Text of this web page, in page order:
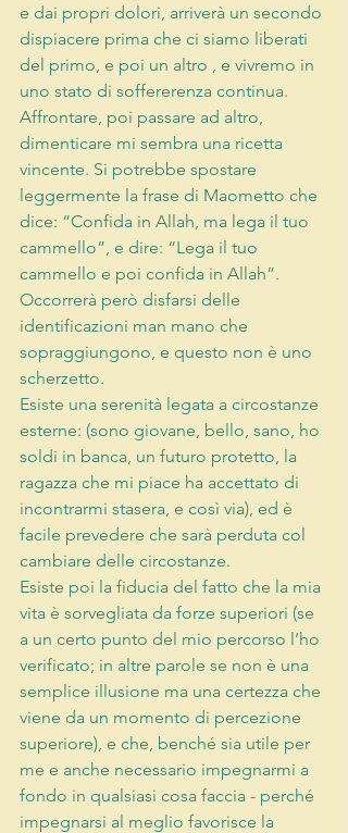
e dai propri dolori, arriverà un secondo
dispiacere prima che ci siamo liberati
del primo, e poi un altro , e vivremo in
uno stato di soffererenza continua.
Affrontare, poi passare ad altro,
dimenticare mi sembra una ricetta
vincente. Si potrebbe spostare
leggermente la frase di Maometto che
dice: “Confida in Allah, ma lega il tuo
cammello”, e dire: “Lega il tuo
cammello e poi confida in Allah”.
Occorrerà però disfarsi delle
identificazioni man mano che
sopraggiungono, e questo non è uno
scherzetto.
Esiste una serenità legata a circostanze
esterne: (sono giovane, bello, sano, ho
soldi in banca, un futuro protetto, la
ragazza che mi piace ha accettato di
incontrarmi stasera, e così via), ed è
facile prevedere che sarà perduta col
cambiare delle circostanze.
Esiste poi la fiducia del fatto che la mia
vita è sorvegliata da forze superiori (se
a un certo punto del mio percorso l’ho
verificato; in altre parole se non è una
semplice illusione ma una certezza che
viene da un momento di percezione
superiore), e che, benché sia utile per
me e anche necessario impegnarmi a
fondo in qualsiasi cosa faccia - perché
impegnarsi al meglio favorisce la